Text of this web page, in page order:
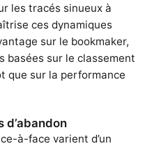
les tracés sinueux à
ces dynamiques
sur le bookmaker,
basées sur le classement
que sur la performance
d’abandon
à-face varient d’un